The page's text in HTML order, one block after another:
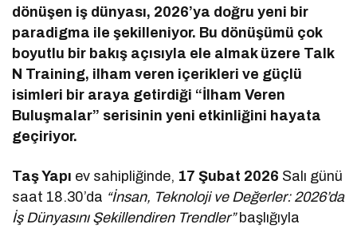
dönüşen iş dünyası, 2026’ya doğru yeni bir
paradigma ile şekilleniyor. Bu dönüşümü çok
boyutlu bir bakış açısıyla ele almak üzere Talk
N Training, ilham veren içerikleri ve güçlü
isimleri bir araya getirdiği “İlham Veren
Buluşmalar” serisinin yeni etkinliğini hayata
geçiriyor.
Taş Yapı ev sahipliğinde, 17 Şubat 2026 Salı günü
saat 18.30’da “İnsan, Teknoloji ve Değerler: 2026’da
İş Dünyasını Şekillendiren Trendler”başlığıyla